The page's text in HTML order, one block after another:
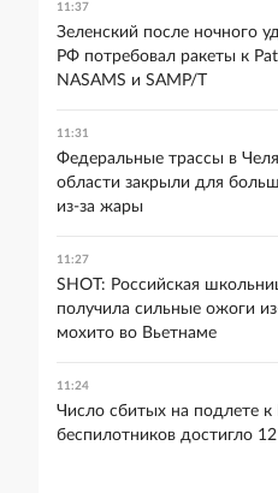
11:37
Зеленский после ночного
РФ потребовал ракеты к
NASAMS и SAMP/T
11:31
Федеральные трассы в
области закрыли для
из-за жары
11:27
SHOT: Российская
получила сильные ожоги
мохито во Вьетнаме
11:24
Число сбитых на подлете к
беспилотников достигло 12